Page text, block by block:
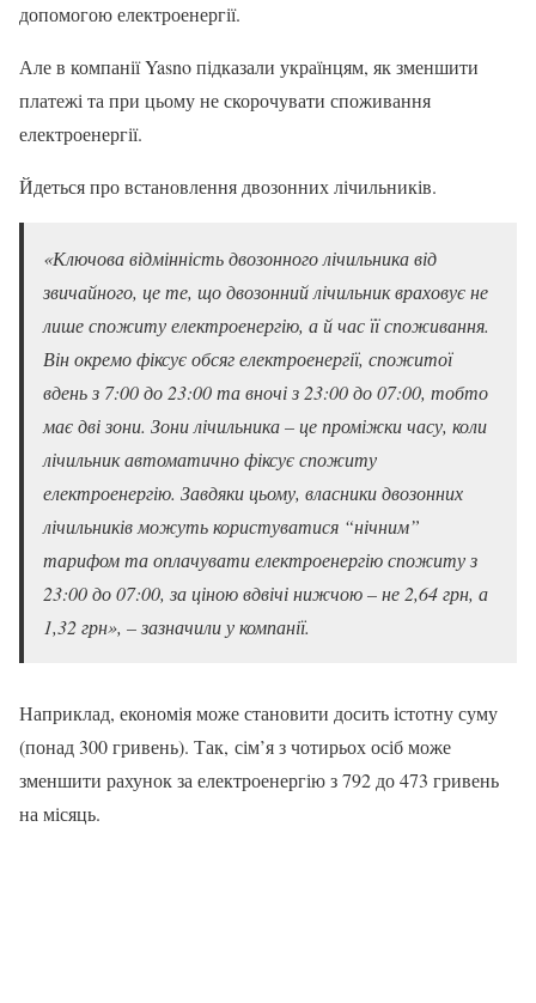
допомогою електроенергії.
Але в компанії Yasno підказали українцям, як зменшити
платежі та при цьому не скорочувати споживання
електроенергії.
Йдеться про встановлення двозонних лічильників.
«Ключова відмінність двозонного лічильника від
звичайного, це те, що двозонний лічильник враховує не
лише спожиту електроенергію, а й час її споживання.
Він окремо фіксує обсяг електроенергії, спожитої
вдень з 7:00 до 23:00 та вночі з 23:00 до 07:00, тобто
має дві зони. Зони лічильника – це проміжки часу, коли
лічильник автоматично фіксує спожиту
електроенергію. Завдяки цьому, власники двозонних
лічильників можуть користуватися “нічним”
тарифом та оплачувати електроенергію спожиту з
23:00 до 07:00, за ціною вдвічі нижчою – не 2,64 грн, а
1,32 грн», – зазначили у компанії.
Наприклад, економія може становити досить істотну суму
(понад 300 гривень). Так, сім’я з чотирьох осіб може
зменшити рахунок за електроенергію з 792 до 473 гривень
на місяць.